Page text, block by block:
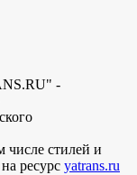
-
числе стилей и
ресурс yatrans.ru